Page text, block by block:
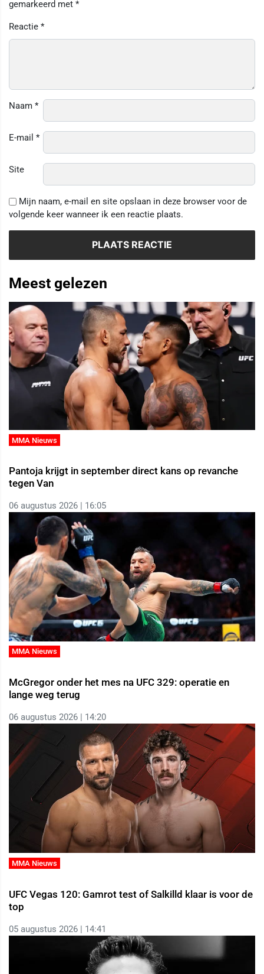
gemarkeerd met *
Reactie *
Naam *
E-mail *
Site
Mijn naam, e-mail en site opslaan in deze browser voor de
volgende keer wanneer ik een reactie plaats.
Meest gelezen
MMA Nieuws
Pantoja krijgt in september direct kans op revanche
tegen Van
06 augustus 2026 | 16:05
MMA Nieuws
McGregor onder het mes na UFC 329: operatie en
lange weg terug
06 augustus 2026 | 14:20
MMA Nieuws
UFC Vegas 120: Gamrot test of Salkilld klaar is voor de
top
05 augustus 2026 | 14:41